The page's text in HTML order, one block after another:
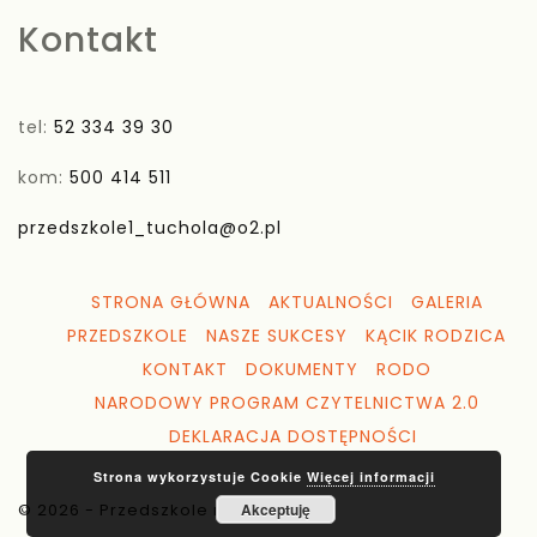
Kontakt
tel: 52 334 39 30
kom: 500 414 511
przedszkole1_tuchola@o2.pl
STRONA GŁÓWNA AKTUALNOŚCI
GALERIA
PRZEDSZKOLE
NASZE SUKCESY
KĄCIK RODZICA
KONTAKT
DOKUMENTY
RODO
NARODOWY PROGRAM CZYTELNICTWA 2.0
DEKLARACJA DOSTĘPNOŚCI
© 2026 - Przedszkole nr 1 Tuchola
Strona wykorzystuje Cookie Więcej informacji
Akceptuję